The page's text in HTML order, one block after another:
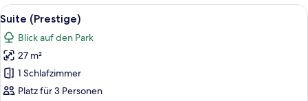
(avec
Baignoire
Alle
Fotos
für
Suite
(Prestige)
anzeigen
Ein Badezimmer mit einer
6
Suite (Prestige)
Blick auf den Park
27 m²
1 Schlafzimmer
Platz für 3 Personen